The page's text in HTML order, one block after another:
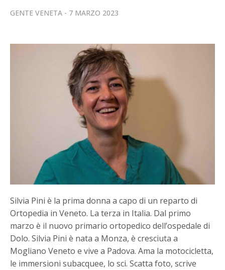
GENTE VENETA 7 MARZO 2023
Silvia Pini è la prima donna a capo di un reparto di
Ortopedia in Veneto. La terza in Italia. Dal primo
marzo è il nuovo primario ortopedico dell’ospedale di
Dolo. Silvia Pini è nata a Monza, è cresciuta a
Mogliano Veneto e vive a Padova. Ama la motocicletta,
le immersioni subacquee, lo sci. Scatta foto, scrive